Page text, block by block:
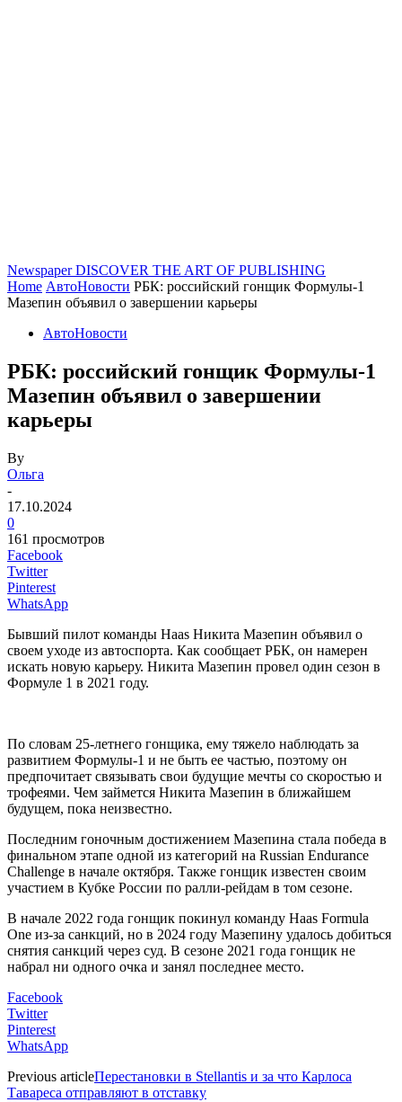
Newspaper DISCOVER THE ART OF PUBLISHING
Home АвтоНовости РБК: российский гонщик Формулы-1
Мазепин объявил о завершении карьеры
АвтоНовости
РБК: российский гонщик Формулы-1
Мазепин объявил о завершении
карьеры
By
Ольга
-
17.10.2024
0
161 просмотров
Facebook
Twitter
Pinterest
WhatsApp
Бывший пилот команды Haas Никита Мазепин объявил о
своем уходе из автоспорта. Как сообщает РБК, он намерен
искать новую карьеру. Никита Мазепин провел один сезон в
Формуле 1 в 2021 году.
По словам 25-летнего гонщика, ему тяжело наблюдать за
развитием Формулы-1 и не быть ее частью, поэтому он
предпочитает связывать свои будущие мечты со скоростью и
трофеями. Чем займется Никита Мазепин в ближайшем
будущем, пока неизвестно.
Последним гоночным достижением Мазепина стала победа в
финальном этапе одной из категорий на Russian Endurance
Challenge в начале октября. Также гонщик известен своим
участием в Кубке России по ралли-рейдам в том сезоне.
В начале 2022 года гонщик покинул команду Haas Formula
One из-за санкций, но в 2024 году Мазепину удалось добиться
снятия санкций через суд. В сезоне 2021 года гонщик не
набрал ни одного очка и занял последнее место.
Facebook
Twitter
Pinterest
WhatsApp
Previous articleПерестановки в Stellantis и за что Карлоса
Тавареса отправляют в отставку